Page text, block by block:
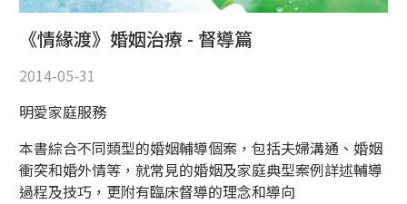
《情緣渡》婚姻治療 - 督導篇
2014-05-31
明愛家庭服務
本書綜合不同類型的婚姻輔導個案，包括夫婦溝通、婚姻
衝突和婚外情等，就常見的婚姻及家庭典型案例詳述輔導
過程及技巧，更附有臨床督導的理念和導向